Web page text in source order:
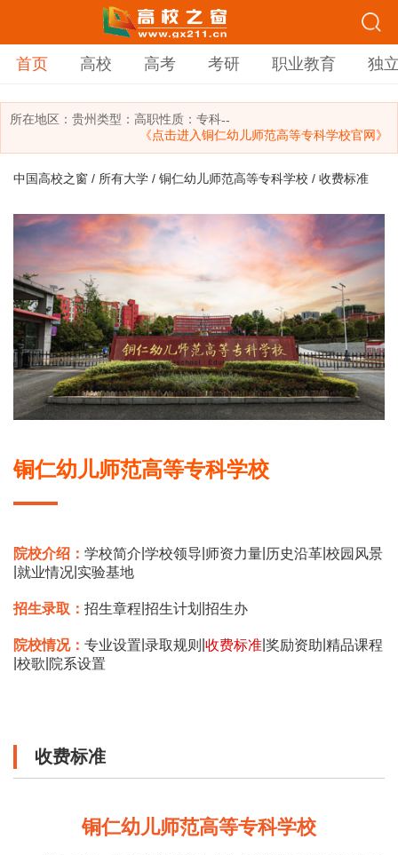
首页 高校 高考 考研 职业教育 独
所在地区： 贵州类型： 高职性质：专科--
《点击进入铜仁幼儿师范高等专科学校官网》
中国高校之窗 / 所有大学 / 铜仁幼儿师范高等专科学校 / 收费标准
铜仁幼儿师范高等专科学校
院校介绍： 学校简介 学校领导 师资力量 历史沿革 校园风景
就业情况 实验基地
招生录取： 招生章程 招生计划 招生办
院校情况： 专业设置 录取规则 收费标准 奖励资助 精品课程
校歌 院系设置
收费标准
铜仁幼儿师范高等专科学校